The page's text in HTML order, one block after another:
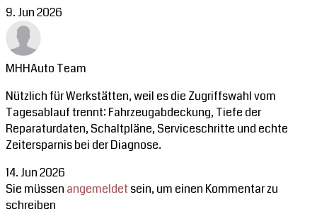
9. Jun 2026
MHHAuto Team
Nützlich für Werkstätten, weil es die Zugriffswahl vom
Tagesablauf trennt: Fahrzeugabdeckung, Tiefe der
Reparaturdaten, Schaltpläne, Serviceschritte und echte
Zeitersparnis bei der Diagnose.
14. Jun 2026
Sie müssen angemeldet sein, um einen Kommentar zu
schreiben